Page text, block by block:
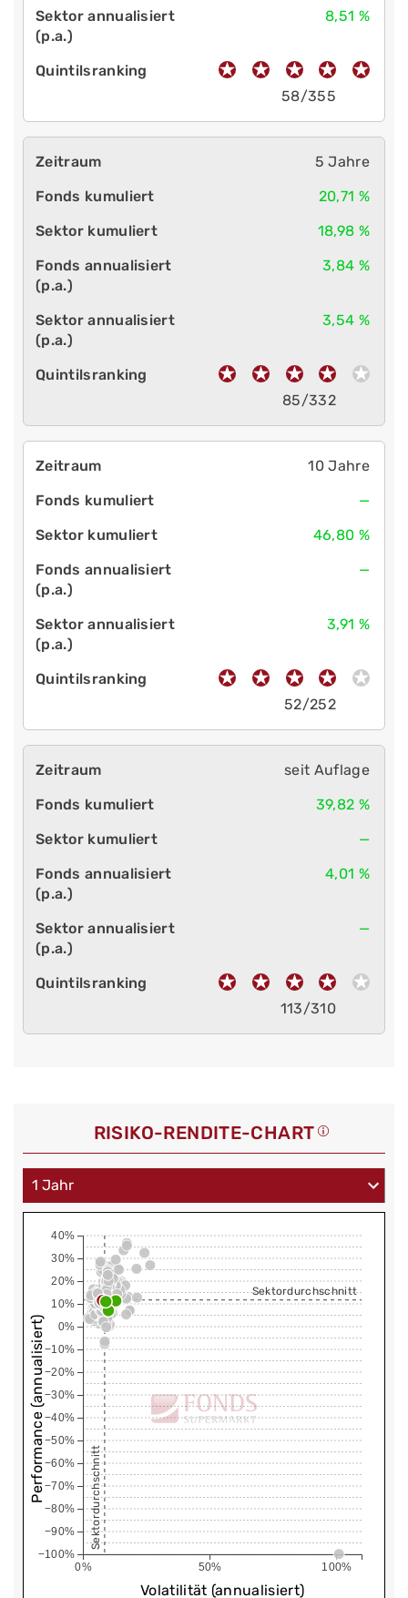
8,51 %
58/355
5 Jahre
20,71 %
18,98 %
3,84 %
3,54 %
85/332
10 Jahre
—
46,80 %
—
3,91 %
52/252
seit Auflage
39,82 %
—
4,01 %
—
113/310
RISIKO-RENDITE-CHART
0% 50% 100%
−100%
−90%
−80%
−70%
−60%
−50%
−40%
−30%
−20%
−10%
0%
10%
20%
30%
40%
Sektordurchschnitt
Sektordurchschnitt
Volatilität (annualisiert)
Performance (annualisiert)